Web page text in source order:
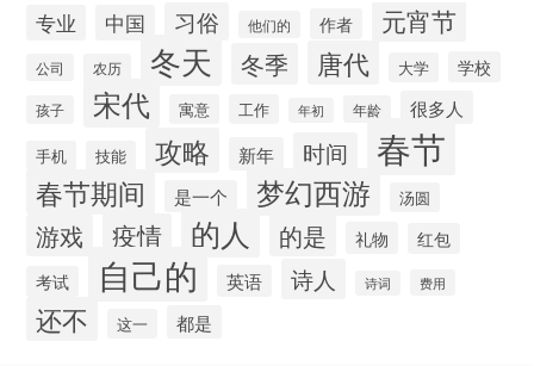
专业 中国 习俗 他们的 作者 元宵节
公司 农历 冬天 冬季 唐代 大学 学校
孩子 宋代 寓意 工作 年初 年龄 很多人
手机 技能 攻略 新年 时间 春节
春节期间 是一个 梦幻西游 汤圆
游戏 疫情 的人 的是 礼物
红包
考试
自己的 英语 诗人 诗词 费用
还不 这一 都是